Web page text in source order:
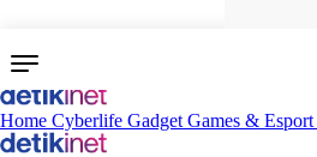
Home Cyberlife Gadget Games & Esport